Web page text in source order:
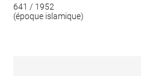
641 / 1952
(époque islamique)